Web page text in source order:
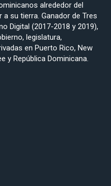
alrededor del
su tierra. Ganador de Tres
Digital (2017-2018 y 2019),
legislatura,
en Puerto Rico, New
y República Dominicana.